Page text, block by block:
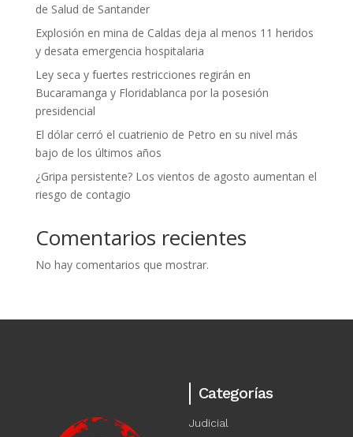
de Salud de Santander
Explosión en mina de Caldas deja al menos 11 heridos
y desata emergencia hospitalaria
Ley seca y fuertes restricciones regirán en
Bucaramanga y Floridablanca por la posesión
presidencial
El dólar cerró el cuatrienio de Petro en su nivel más
bajo de los últimos años
¿Gripa persistente? Los vientos de agosto aumentan el
riesgo de contagio
Comentarios recientes
No hay comentarios que mostrar.
Categorías
Judicial